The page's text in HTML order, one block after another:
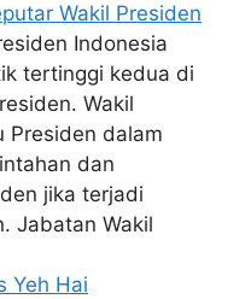
Wakil Presiden
Indonesia
tertinggi kedua di
Wakil
Presiden dalam
dan
jika terjadi
Jabatan Wakil
Yeh Hai